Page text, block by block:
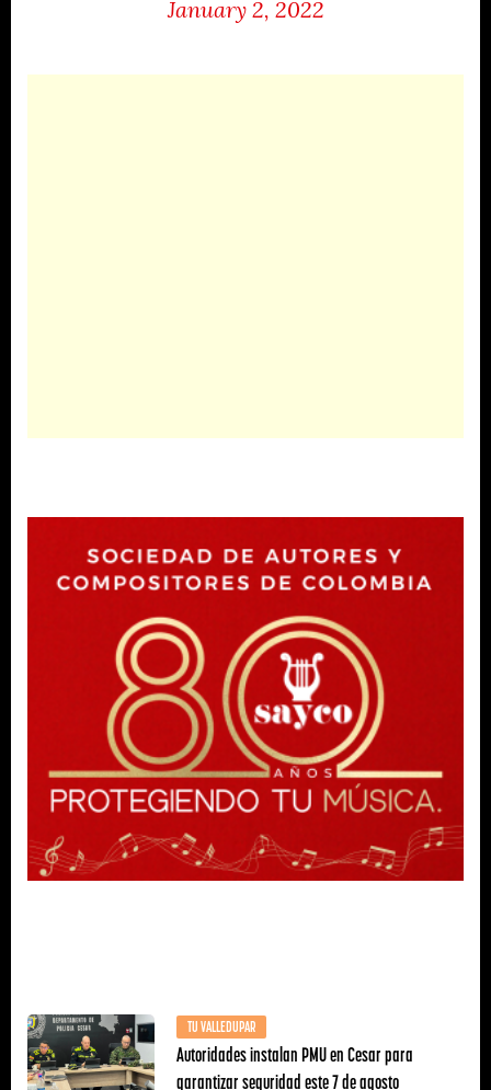
January 2, 2022
TU VALLEDUPAR
Autoridades instalan PMU en Cesar para
garantizar seguridad este 7 de agosto